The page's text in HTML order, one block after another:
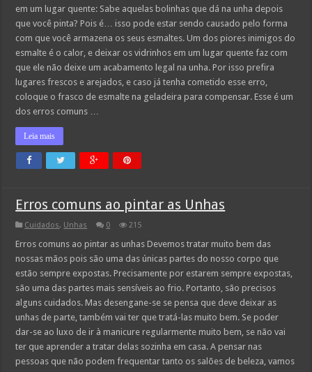
em um lugar quente: Sabe aquelas bolinhas que dá na unha depois
que você pinta? Pois é… isso pode estar sendo causado pelo forma
com que você armazena os seus esmaltes. Um dos piores inimigos do
esmalte é o calor, e deixar os vidrinhos em um lugar quente faz com
que ele não deixe um acabamento legal na unha. Por isso prefira
lugares frescos e arejados, e caso já tenha cometido esse erro,
coloque o frasco de esmalte na geladeira para compensar. Esse é um
dos erros comuns …
Leia mais
Erros comuns ao pintar as Unhas
Cuidados, Unhas 0 215
Erros comuns ao pintar as unhas Devemos tratar muito bem das
nossas mãos pois são uma das únicas partes do nosso corpo que
estão sempre expostas. Precisamente por estarem sempre expostas,
são uma das partes mais sensíveis ao frio. Portanto, são precisos
alguns cuidados. Mas desengane-se se pensa que deve deixar as
unhas de parte, também vai ter que tratá-las muito bem. Se poder
dar-se ao luxo de ir à manicure regularmente muito bem, se não vai
ter que aprender a tratar delas sozinha em casa. A pensar nas
pessoas que não podem frequentar tanto os salões de beleza, vamos